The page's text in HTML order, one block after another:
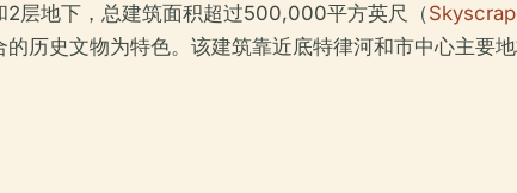
2层地下，总建筑面积超过500,000平方英尺（
历史文物为特色。该建筑靠近底特律河和市中心主要